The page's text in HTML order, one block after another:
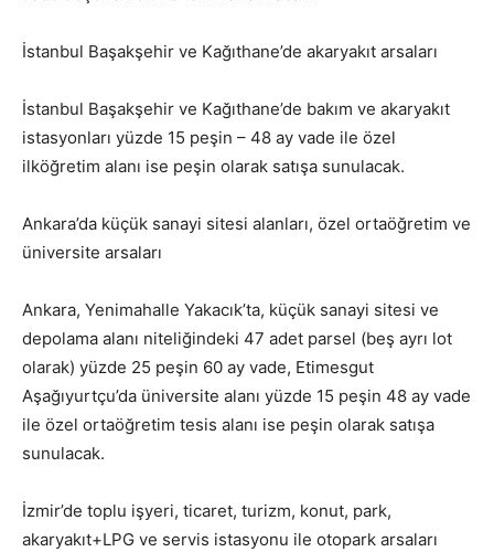
İstanbul Başakşehir ve Kağıthane’de akaryakıt arsaları
İstanbul Başakşehir ve Kağıthane’de bakım ve akaryakıt
istasyonları yüzde 15 peşin – 48 ay vade ile özel
ilköğretim alanı ise peşin olarak satışa sunulacak.
Ankara’da küçük sanayi sitesi alanları, özel ortaöğretim ve
üniversite arsaları
Ankara, Yenimahalle Yakacık’ta, küçük sanayi sitesi ve
depolama alanı niteliğindeki 47 adet parsel (beş ayrı lot
olarak) yüzde 25 peşin 60 ay vade, Etimesgut
Aşağıyurtçu’da üniversite alanı yüzde 15 peşin 48 ay vade
ile özel ortaöğretim tesis alanı ise peşin olarak satışa
sunulacak.
İzmir’de toplu işyeri, ticaret, turizm, konut, park,
akaryakıt+LPG ve servis istasyonu ile otopark arsaları